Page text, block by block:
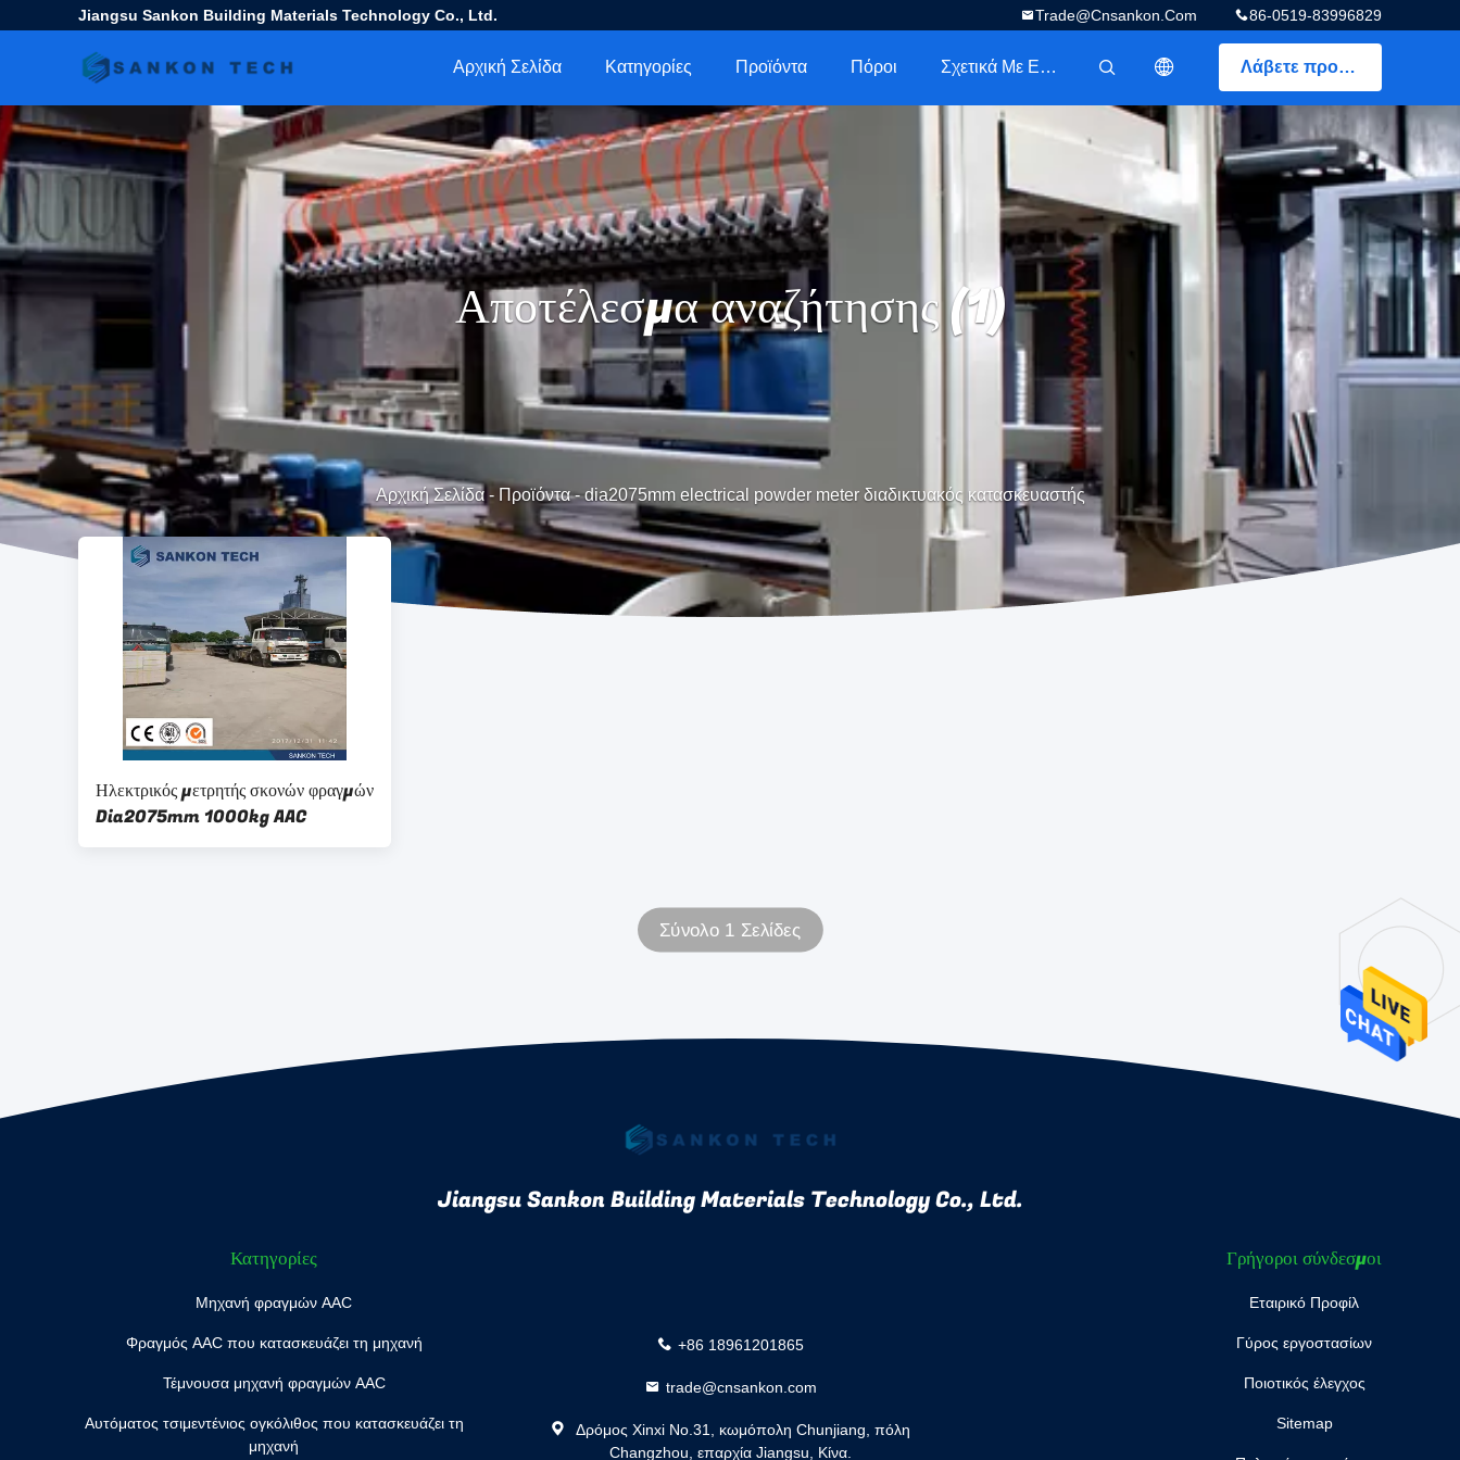
Jiangsu Sankon Building Materials Technology Co., Ltd. 86-0519-83996829
Trade@cnsankon.com
Λάβετε προσφορά
描述
Αρχική Σελίδα Κατηγορίες Προϊόντα Πόροι Σχετικά Με Εμάς
Αποτέλεσμα αναζήτησης (1)
Αρχική Σελίδα- Προϊόντα-dia2075mm electrical powder meter διαδικτυακός κατασκευαστής
Ηλεκτρικός μετρητής σκονών φραγμών
Dia2075mm 1000kg AAC
Σύνολο 1 Σελίδες
Jiangsu Sankon Building Materials Technology Co., Ltd.
Κατηγορίες
Μηχανή φραγμών AAC
Φραγμός AAC που κατασκευάζει τη μηχανή
Τέμνουσα μηχανή φραγμών AAC
Αυτόματος τσιμεντένιος ογκόλιθος που κατασκευάζει τη
μηχανή
+86 18961201865
trade@cnsankon.com
Δρόμος Xinxi No.31, κωμόπολη Chunjiang, πόλη
Changzhou, επαρχία Jiangsu, Κίνα.
Γρήγοροι σύνδεσμοι
Εταιρικό Προφίλ
Γύρος εργοστασίων
Ποιοτικός έλεγχος
Sitemap